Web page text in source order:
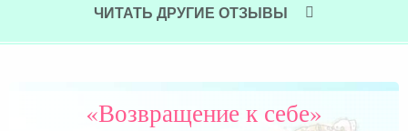
ЧИТАТЬ ДРУГИЕ ОТЗЫВЫ
«Возвращение к себе»